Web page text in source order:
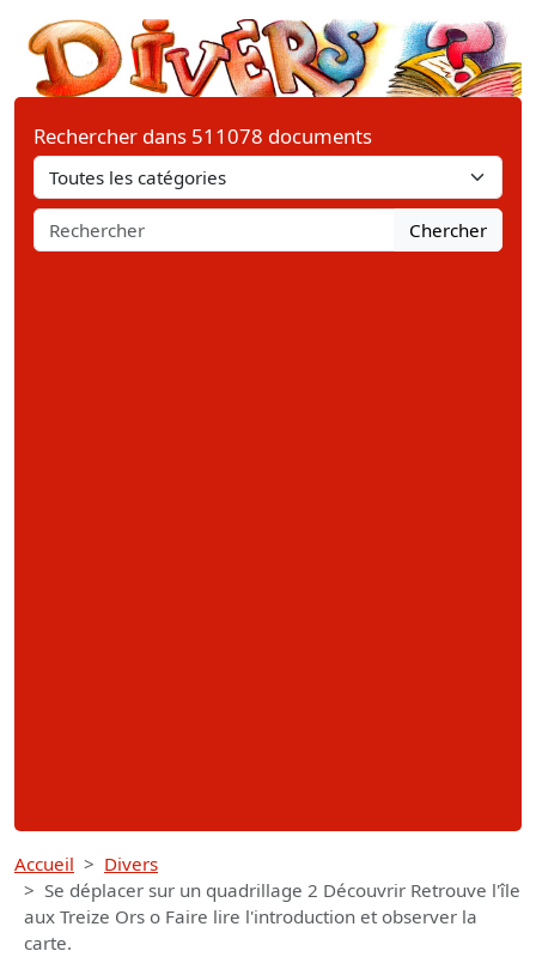
Rechercher dans 511078 documents
Chercher
Accueil
Divers
Se déplacer sur un quadrillage 2 Découvrir Retrouve l'île
aux Treize Ors o Faire lire l'introduction et observer la
carte.